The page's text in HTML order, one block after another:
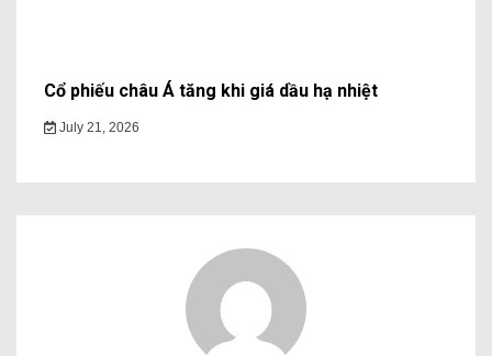
Cổ phiếu châu Á tăng khi giá dầu hạ nhiệt
July 21, 2026